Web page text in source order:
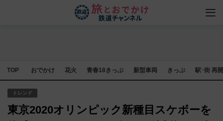
TOP おでかけ 花火 青春18きっぷ 新型車両 きっぷ 駅･街 再
トレンド
東京2020オリンピック新種目スケボーを